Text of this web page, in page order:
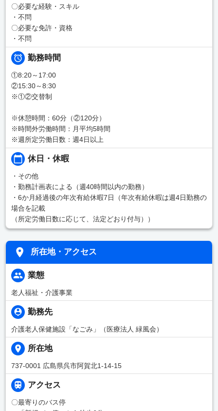
〇必要な経験・スキル
・不問
〇必要な免許・資格
・不問
勤務時間
①8:20～17:00
②15:30～8:30
※①②交替制
※休憩時間：60分（②120分）
※時間外労働時間：月平均5時間
※週所定労働日数：週4日以上
休日・休暇
・その他
・勤務計画表による（週40時間以内の勤務）
・6か月経過後の年次有給休暇7日（年次有給休暇は週4日勤務の
場合を記載
（所定労働日数に応じて、法定どおり付与））
所在地・アクセス
業態
老人福祉・介護事業
勤務先
介護老人保健施設「なごみ」（医療法人 緑風会）
所在地
737-0001 広島県呉市阿賀北1-14-15
アクセス
〇最寄りのバス停